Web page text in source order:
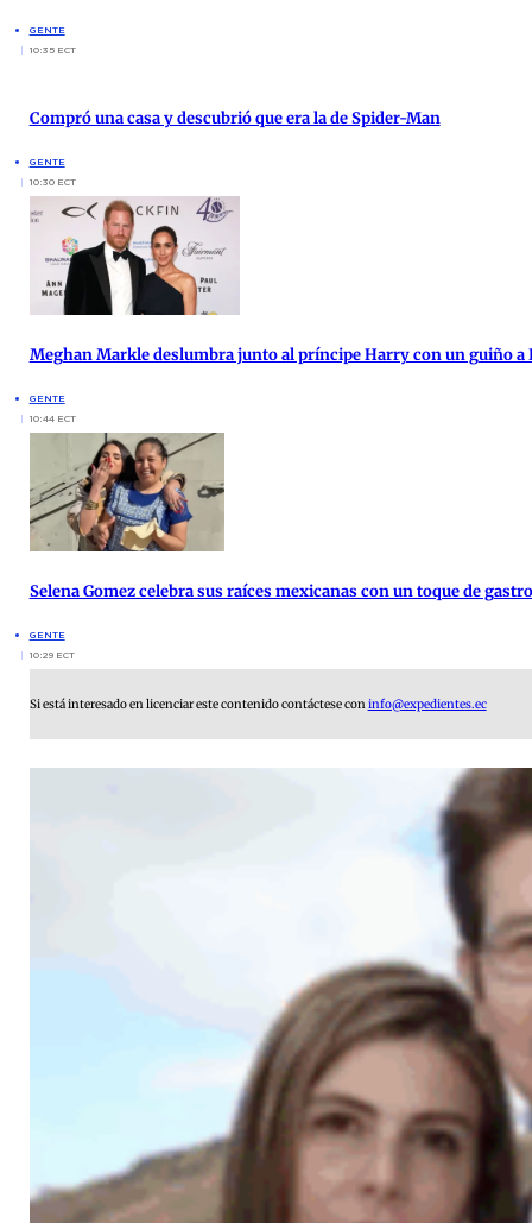
GENTE
10:35 ECT
Compró una casa y descubrió que era la de Spider-Man
GENTE
10:30 ECT
Meghan Markle deslumbra junto al príncipe Harry con un guiño a
GENTE
10:44 ECT
Selena Gomez celebra sus raíces mexicanas con un toque de
GENTE
10:29 ECT
Si está interesado en licenciar este contenido contáctese coninfo@expedientes.ec